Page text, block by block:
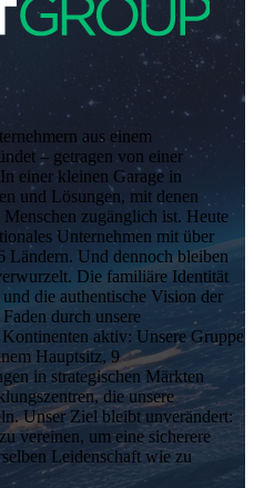
aus einem
– getragen von einer
einer kleinen Garage in
und Lösungen, mit denen
zugänglich ist. Heute
Unternehmen mit über
Ländern. Und dennoch bleiben
Die familiäre Identität
die authentische Vision der
durch unsere
aktiv: Unsere Gruppe
Hauptsitz, 9
in strategischen Märkten
die unsere
Unser Ziel bleibt unverändert:
vereinen, um eine sicherere
Leidenschaft wie zu